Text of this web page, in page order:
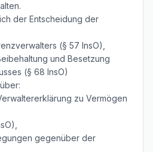
der Entscheidung der
(§ 57 InsO),
und Besetzung
(§ 68 InsO)
zu Vermögen
gegenüber der